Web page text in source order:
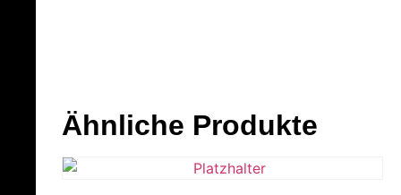
Ähnliche Produkte